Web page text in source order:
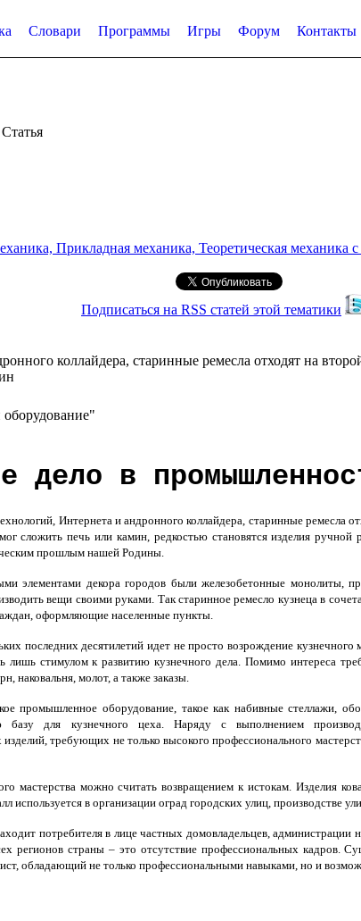
Словари Программы Игры Форум Контакты
Статья
Прикладная механика, Теоретическая механика
Подписаться на RSS статей этой тематики
коллайдера, старинные ремесла отходят на
дело в
Интернета и андронного коллайдера, старинные
сложить печь или камин, редкостью становятся изделия
прошлым нашей Родины.
элементами декора городов были железобетонные монолиты,
вещи своими руками. Так старинное ремесло кузнеца в
оформляющие населенные пункты.
последних десятилетий идет не просто возрождение
лишь стимулом к развитию кузнечного дела. Помимо интереса
наковальня, молот, а также заказы.
промышленное оборудование, такое как набивные стеллажи,
базу для кузнечного цеха. Наряду с выполнением
требующих не только высокого профессионального
мастерства можно считать возвращением к истокам. Изделия
используется в организации оград городских улиц, производстве
потребителя в лице частных домовладельцев,
регионов страны – это отсутствие профессиональных кадров.
обладающий не только профессиональными навыками, но и